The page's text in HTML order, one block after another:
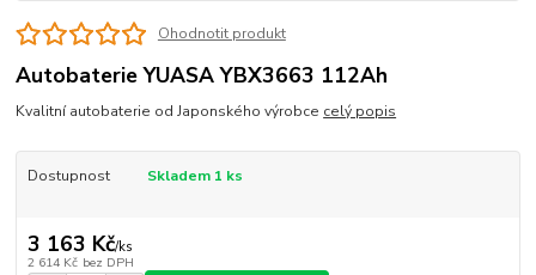
Ohodnotit produkt
Autobaterie YUASA YBX3663 112Ah
Kvalitní autobaterie od Japonského výrobce celý popis
Dostupnost Skladem 1 ks
3 163 Kč/ks
2 614 Kč bez DPH